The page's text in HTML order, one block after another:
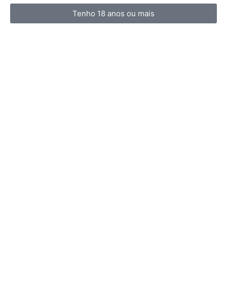
Tenho 18 anos ou mais